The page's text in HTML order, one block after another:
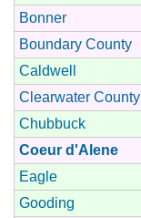
Bonner
Boundary County
Caldwell
Clearwater County
Chubbuck
Coeur d'Alene
Eagle
Gooding